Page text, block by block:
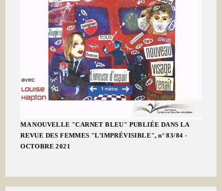
MA NOUVELLE "CARNET BLEU" PUBLIÉE DANS LA
REVUE DES FEMMES "L’IMPRÉVISIBLE", n° 83/84 -
OCTOBRE 2021